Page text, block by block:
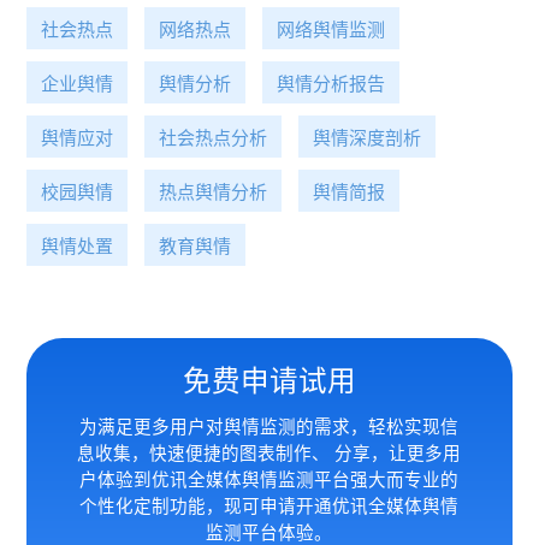
社会热点 网络热点 网络舆情监测
企业舆情 舆情分析 舆情分析报告
舆情应对 社会热点分析 舆情深度剖析
校园舆情 热点舆情分析 舆情简报
舆情处置 教育舆情
免费申请试用
为满足更多用户对舆情监测的需求，轻松实现信
息收集，快速便捷的图表制作、 分享，让更多用
户体验到优讯全媒体舆情监测平台强大而专业的
个性化定制功能，现可申请开通优讯全媒体舆情
监测平台体验。